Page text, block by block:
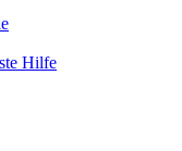
Hilfe